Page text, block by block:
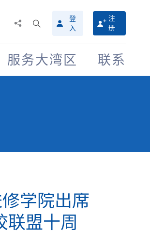
搜
寻
介
面
登
入
注
册
服务大湾区 联系
学院出席
联盟十周